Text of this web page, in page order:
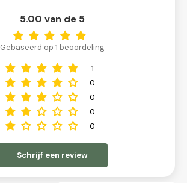
5.00 van de 5
Gebaseerd op 1 beoordeling
1
0
0
0
0
Schrijf een review